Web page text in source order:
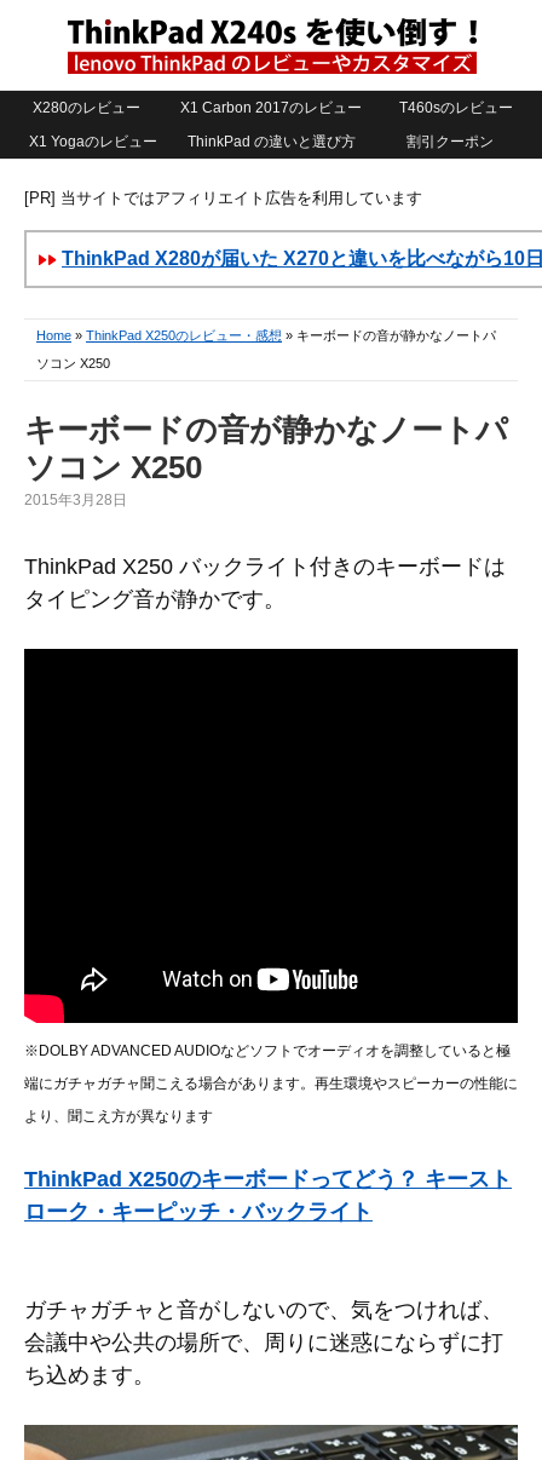
X280のレビュー X1 Carbon 2017のレビュー
T460sのレビュー
X1 Yogaのレビュー
ThinkPad の違いと選び方 割引クーポン
[PR] 当サイトではアフィリエイト広告を利用しています
ThinkPad X280が届いた X270と違いを比べながら10
Home » ThinkPad X250のレビュー・感想 » キーボードの音が静かなノートパ
ソコン X250
キーボードの音が静かなノートパ
ソコン X250
2015年3月28日
ThinkPad X250 バックライト付きのキーボードは
タイピング音が静かです。
※DOLBY ADVANCED AUDIOなどソフトでオーディオを調整していると極
端にガチャガチャ聞こえる場合があります。再生環境やスピーカーの性能に
より、聞こえ方が異なります
ThinkPad X250のキーボードってどう？ キースト
ローク・キーピッチ・バックライト
ガチャガチャと音がしないので、気をつければ、
会議中や公共の場所で、周りに迷惑にならずに打
ち込めます。